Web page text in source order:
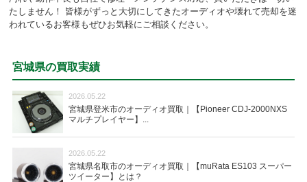
たしません！
皆様がずっと大切にしてきたオーディオや壊れて売却を迷
われているお客様もぜひお気軽にご相談ください。
宮城県の買取実績
2026.05.22
宮城県登米市のオーディオ買取｜【Pioneer CDJ-2000NXS
マルチプレイヤー】...
2026.05.22
宮城県名取市のオーディオ買取｜【muRata ES103 スーパー
ツイーター】とは？